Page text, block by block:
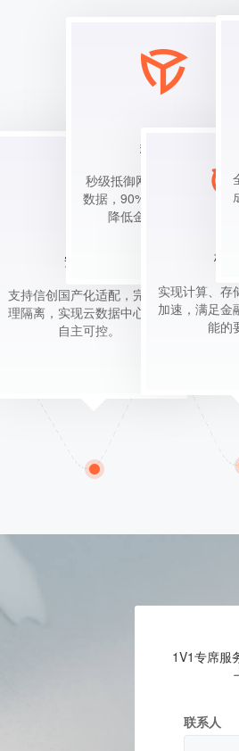
安全合规
支持信创国产化适配，完全物
理隔离，实现云数据中心全栈
自主可控。
多重防护
秒级抵御网络攻击，P级黑
数据，90%恶意用户识别率
降低金融欺诈风险。
极致
实现计算、存
加速，满足金
能的
1V1专席服
联系人